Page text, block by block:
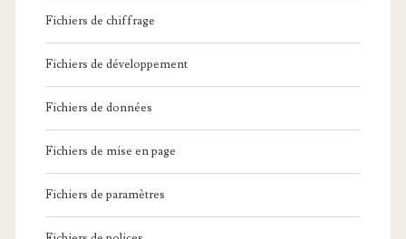
Fichiers de chiffrage
Fichiers de développement
Fichiers de données
Fichiers de mise en page
Fichiers de paramètres